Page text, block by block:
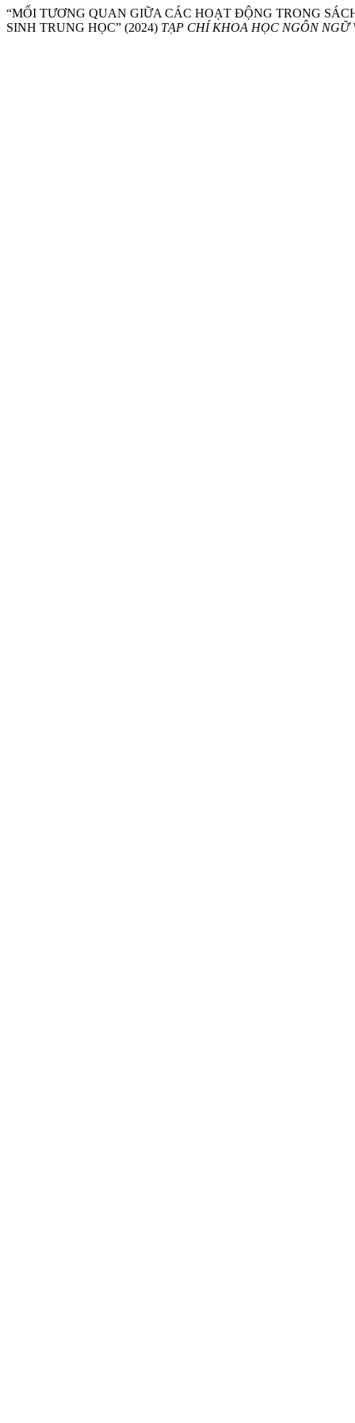
“MỐI TƯƠNG QUAN GIỮA CÁC HOẠT ĐỘNG TRONG
SINH TRUNG HỌC” (2024) TẠP CHÍ KHOA HỌC NGÔN NGỮ